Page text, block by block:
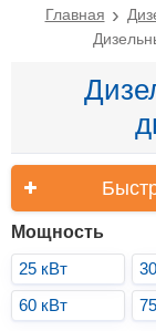
Главная
Мощность
25 кВт
60 кВт